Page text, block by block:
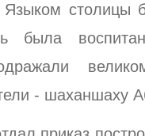
столицы
была
- шаханшаху